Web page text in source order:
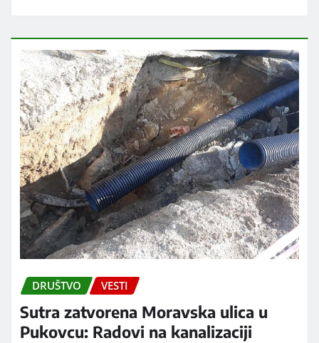
DRUŠTVO VESTI
Sutra zatvorena Moravska ulica u
Pukovcu: Radovi na kanalizaciji